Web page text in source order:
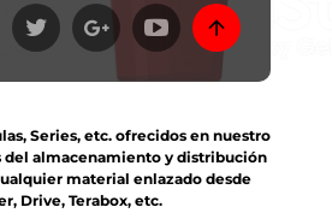
Series, etc. ofrecidos en nuestro
del almacenamiento y distribución
material enlazado desde
Drive, Terabox, etc.